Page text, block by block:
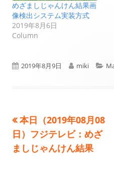
めざましじゃんけん結果画
像検出システム実装方式
2019年8月6日
Column
公
2019年8月9日
作
miki
カ
投
稿
前
の
記
本日（2019年08月08
日）フジテレビ：めざ
ましじゃんけん結果